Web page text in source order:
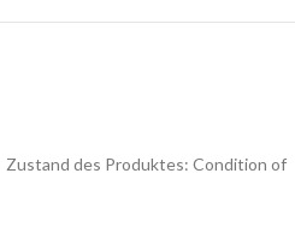
Zustand des Produktes: Condition of